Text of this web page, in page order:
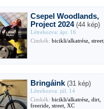
Csepel Woodlands,
Project 2024 (44 kép)
Létrehozva: ápr. 16
Cimkék: bicikli/alkatrész,
Bringáink (31 kép)
Létrehozva: júl. 14
Cimkék: bicikli/alkatrész, dirt,
freeride, street, XC